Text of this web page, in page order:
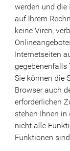
werden und die
auf Ihrem
keine Viren,
Internetseiten
gegebenenfalls
Sie können die
Browser auch
erforderlichen
stehen Ihnen in
nicht alle
Funktionen